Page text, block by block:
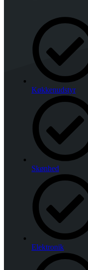
Køkkenudstyr
Skønhed
Elektronik